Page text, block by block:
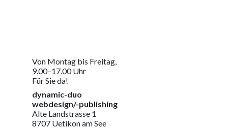
Von Montag bis Freitag,
9.00–17.00 Uhr
Für Sie da!
dynamic-duo
webdesign/-publishing
Alte Landstrasse 1
8707 Uetikon am See